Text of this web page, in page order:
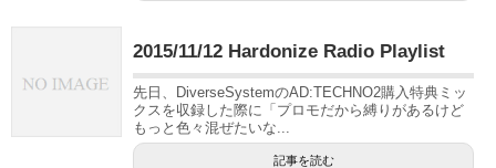
2015/11/12 Hardonize Radio Playlist
先日、DiverseSystemのAD:TECHNO2購入特典ミッ
クスを収録した際に「プロモだから縛りがあるけど
もっと色々混ぜたいな...
記事を読む